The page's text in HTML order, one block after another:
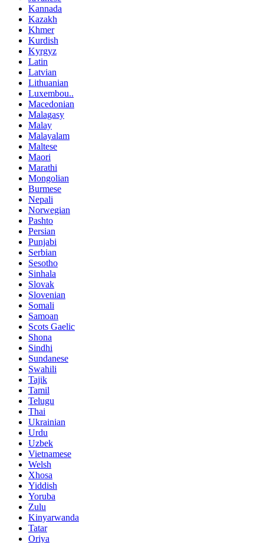
Kannada
Kazakh
Khmer
Kurdish
Kyrgyz
Latin
Latvian
Lithuanian
Luxembou..
Macedonian
Malagasy
Malay
Malayalam
Maltese
Maori
Marathi
Mongolian
Burmese
Nepali
Norwegian
Pashto
Persian
Punjabi
Serbian
Sesotho
Sinhala
Slovak
Slovenian
Somali
Samoan
Scots Gaelic
Shona
Sindhi
Sundanese
Swahili
Tajik
Tamil
Telugu
Thai
Ukrainian
Urdu
Uzbek
Vietnamese
Welsh
Xhosa
Yiddish
Yoruba
Zulu
Kinyarwanda
Tatar
Oriya